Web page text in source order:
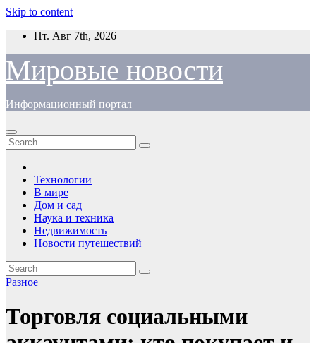
Skip to content
Пт. Авг 7th, 2026
Мировые новости
Информационный портал
Технологии
В мире
Дом и сад
Наука и техника
Недвижимость
Новости путешествий
Разное
Торговля социальными